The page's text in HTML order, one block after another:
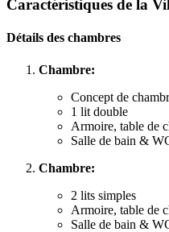
Caractéristiques de la
Détails des chambres
Chambre:
Concept de
1 lit double
Armoire, table de
Salle de bain &
Chambre:
2 lits simples
Armoire, table de
Salle de bain &